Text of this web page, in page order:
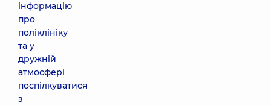
інформацію
про
поліклініку
та у
дружній
атмосфері
поспілкуватися
з